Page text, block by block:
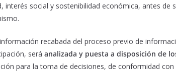
interés social y sostenibilidad económica, antes
recabada del proceso previo de
será analizada y puesta a disposición de
para la toma de decisiones, de conformidad